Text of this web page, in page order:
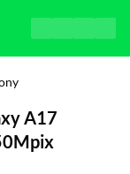
A17